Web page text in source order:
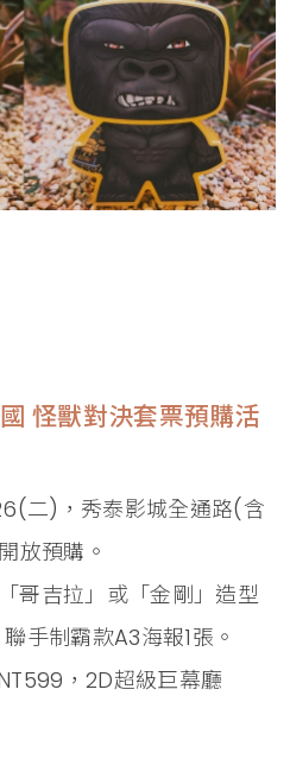
怪獸對決套票預購活
二)，秀泰影城全通路(含
放預購。
哥吉拉」或「金剛」造型
手制霸款A3海報1張。
，2D超級巨幕廳